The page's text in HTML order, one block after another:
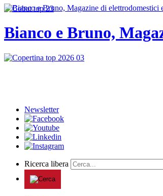
Bianco e Bruno,
Newsletter
Ricerca libera